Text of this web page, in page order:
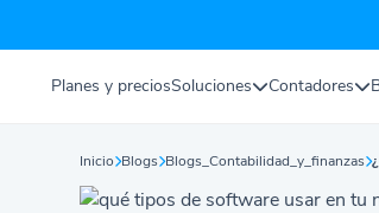
Planes y preciosSoluciones Contadores
Inicio Blogs Blogs_Contabilidad_y_finanzas